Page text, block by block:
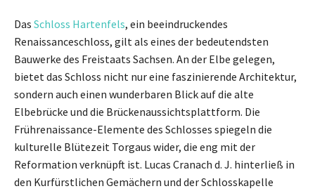
Das Schloss Hartenfels, ein beeindruckendes
Renaissanceschloss, gilt als eines der bedeutendsten
Bauwerke des Freistaats Sachsen. An der Elbe gelegen,
bietet das Schloss nicht nur eine faszinierende Architektur,
sondern auch einen wunderbaren Blick auf die alte
Elbebrücke und die Brückenaussichtsplattform. Die
Frührenaissance-Elemente des Schlosses spiegeln die
kulturelle Blütezeit Torgaus wider, die eng mit der
Reformation verknüpft ist. Lucas Cranach d. J. hinterließ in
den Kurfürstlichen Gemächern und der Schlosskapelle